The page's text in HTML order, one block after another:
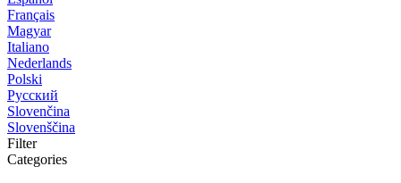
Français
Magyar
Italiano
Nederlands
Polski
Русский
Slovenčina
Slovenščina
Filter
Categories